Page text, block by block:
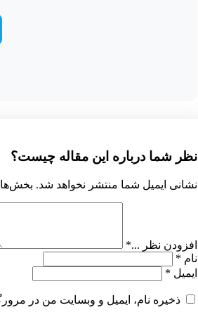
نظر شما درباره این مقاله چیست؟
نشانی ایمیل شما منتشر نخواهد شد.
افزودن نظر ...*
نام *
ایمیل *
ذخیره نام، ایمیل و وبسایت من در